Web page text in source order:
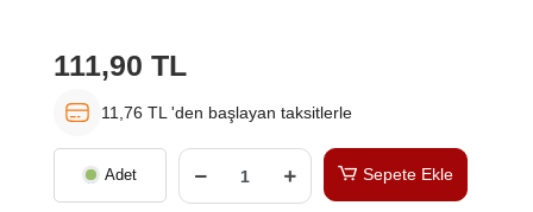
111,90 TL
11,76 TL 'den başlayan taksitlerle
Adet Sepete Ekle